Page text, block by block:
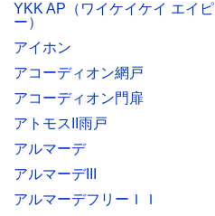
YKK AP（ワイケイケイ エイピ
ー）
アイホン
アコーディオン網戸
アコーディオン門扉
アトモスII雨戸
アルマーデ
アルマーデIII
アルマーデフリーＩＩ